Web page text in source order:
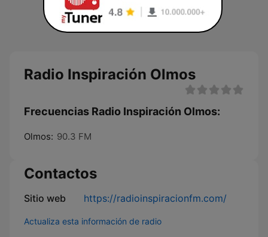
Radio Inspiración Olmos
Frecuencias Radio Inspiración Olmos:
Olmos: 90.3 FM
Contactos
Sitio web https://radioinspiracionfm.com/
Actualiza esta información de radio